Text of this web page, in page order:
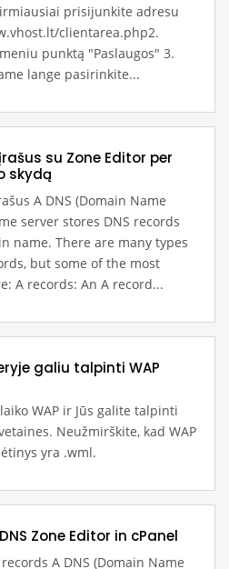
prisijunkite adresu
clientarea.php2.
punktą "Paslaugos" 3.
lange pasirinkite...
su Zone Editor per
skydą
A DNS (Domain Name
server stores DNS records
name. There are many types
but some of the most
A records: An A record...
galiu talpinti WAP
WAP ir Jūs galite talpinti
Neužmirškite, kad WAP
yra .wml.
Zone Editor in cPanel
A DNS (Domain Name